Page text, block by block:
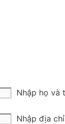
Nhập họ và
Nhập địa chỉ